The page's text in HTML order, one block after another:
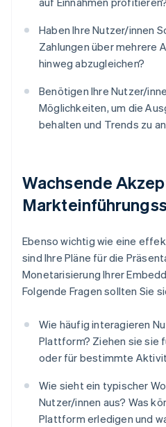
Haben Ihre Nutzer/innen
Zahlungen über mehrere
hinweg abzugleichen?
Benötigen Ihre Nutzer/
Möglichkeiten, um die
behalten und Trends zu
Wachsende
Ebenso wichtig wie eine
sind Ihre Pläne für die
Monetarisierung Ihrer
Folgende Fragen sollten Sie
Wie häufig interagieren
Plattform? Ziehen sie sie
oder für bestimmte
Wie sieht ein typischer
Nutzer/innen aus? Was
Plattform erledigen und